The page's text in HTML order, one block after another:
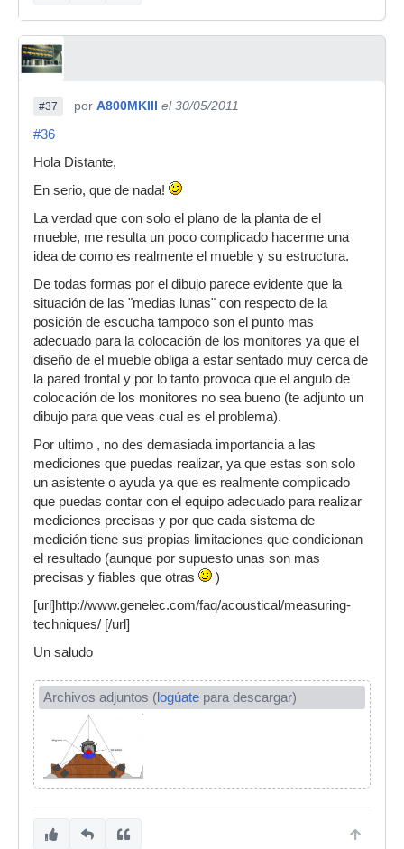
#37 por A800MKIII el 30/05/2011
#36
Hola Distante,
En serio, que de nada!
La verdad que con solo el plano de la planta de el
mueble, me resulta un poco complicado hacerme una
idea de como es realmente el mueble y su estructura.
De todas formas por el dibujo parece evidente que la
situación de las "medias lunas" con respecto de la
posición de escucha tampoco son el punto mas
adecuado para la colocación de los monitores ya que el
diseño de el mueble obliga a estar sentado muy cerca de
la pared frontal y por lo tanto provoca que el angulo de
colocación de los monitores no sea bueno (te adjunto un
dibujo para que veas cual es el problema).
Por ultimo , no des demasiada importancia a las
mediciones que puedas realizar, ya que estas son solo
un asistente o ayuda ya que es realmente complicado
que puedas contar con el equipo adecuado para realizar
mediciones precisas y por que cada sistema de
medición tiene sus propias limitaciones que condicionan
el resultado (aunque por supuesto unas son mas
precisas y fiables que otras
)
[url]http://www.genelec.com/faq/acoustical/measuring-
techniques/ [/url]
Un saludo
Archivos adjuntos (logúate para descargar)